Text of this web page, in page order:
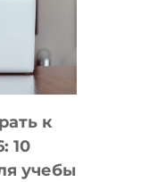
к
10
учебы